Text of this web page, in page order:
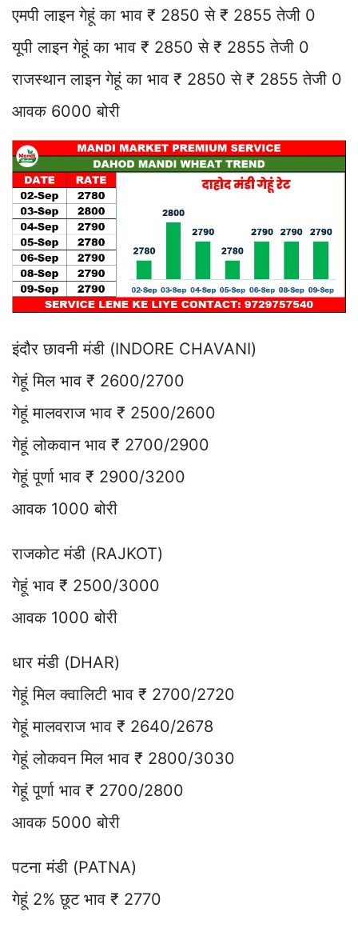
एमपी लाइन गेहूं का भाव ₹ 2850 से ₹ 2855 तेजी 0
यूपी लाइन गेहूं का भाव ₹ 2850 से ₹ 2855 तेजी 0
राजस्थान लाइन गेहूं का भाव ₹ 2850 से ₹ 2855 तेजी 0
आवक 6000 बोरी
इंदौर छावनी मंडी (INDORE CHAVANI)
गेहूं मिल भाव ₹ 2600/2700
गेहूं मालवराज भाव ₹ 2500/2600
गेहूं लोकवान भाव ₹ 2700/2900
गेहूं पूर्णा भाव ₹ 2900/3200
आवक 1000 बोरी
राजकोट मंडी (RAJKOT)
गेहूं भाव ₹ 2500/3000
आवक 1000 बोरी
धार मंडी (DHAR)
गेहूं मिल क्वालिटी भाव ₹ 2700/2720
गेहूं मालवराज भाव ₹ 2640/2678
गेहूं लोकवन मिल भाव ₹ 2800/3030
गेहूं पूर्णा भाव ₹ 2700/2800
आवक 5000 बोरी
पटना मंडी (PATNA)
गेहूं 2% छूट भाव ₹ 2770